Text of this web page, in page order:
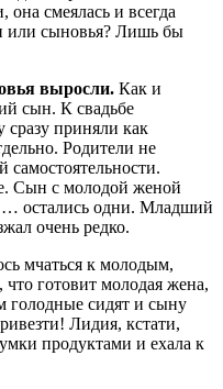
смеялась и всегда
или сыновья? Лишь бы
выросли. Как и
сын. К свадьбе
сразу приняли как
Родители не
самостоятельности.
Сын с молодой женой
… остались одни. Младший
очень редко.
мчаться к молодым,
что готовит молодая жена,
голодные сидят и сыну
Лидия, кстати,
продуктами и ехала к